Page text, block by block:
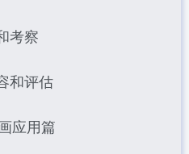
考察
和评估
应用篇